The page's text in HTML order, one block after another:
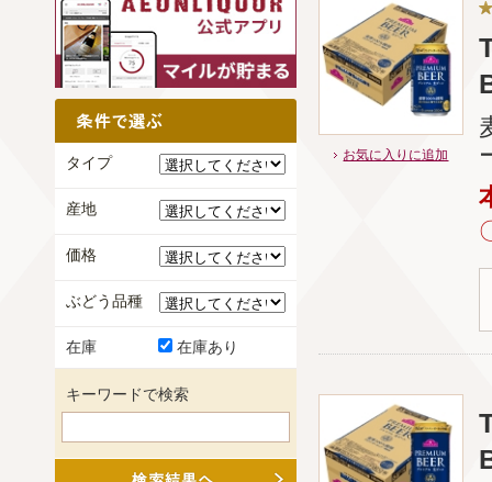
お気に入りに追加
タイプ
産地
価格
ぶどう品種
在庫 在庫あり
キーワードで検索